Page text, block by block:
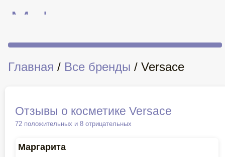
Главная / Все бренды / Versace
Отзывы о косметике Versace
72 положительных и 8 отрицательных
Маргарита